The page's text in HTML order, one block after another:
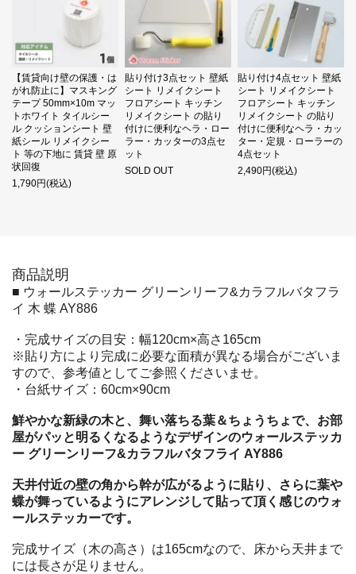
【賃貸向け壁の保護・は
がれ防止に】マスキング
テープ 50mm×10m マッ
トホワイト タイルシー
ル クッションシート 壁
紙シール リメイクシー
ト 等の下地に 賃貸 壁 原
状回復
1,790円(税込)
貼り付け3点セット 壁紙
シート リメイクシート
フロアシート キッチン
リメイクシート の貼り
付けに便利なヘラ・ロー
ラー・カッターの3点セ
ット
SOLD OUT
貼り付け4点セット 壁紙
シート リメイクシート
フロアシート キッチン
リメイクシート の貼り
付けに便利なヘラ・カッ
ター・定規・ローラーの
4点セット
2,490円(税込)
商品説明
■ ウォールステッカー グリーンリーフ&カラフルバタフラ
イ 木 蝶 AY886
・完成サイズの目安：幅120cm×高さ165cm
※貼り方により完成に必要な面積が異なる場合がございま
すので、参考値としてご参照くださいませ。
・台紙サイズ：60cm×90cm
鮮やかな新緑の木と、舞い落ちる葉＆ちょうちょで、お部
屋がパッと明るくなるようなデザインのウォールステッカ
ー グリーンリーフ&カラフルバタフライ AY886
天井付近の壁の角から幹が広がるように貼り、さらに葉や
蝶が舞っているようにアレンジして貼って頂く感じのウォ
ールステッカーです。
完成サイズ（木の高さ）は165cmなので、床から天井まで
には長さが足りません。